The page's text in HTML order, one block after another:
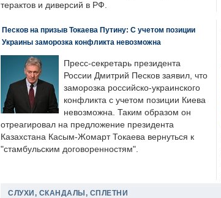
терактов и диверсий в РФ.
Песков на призыв Токаева Путину: С учетом позиции
Украины заморозка конфликта невозможна
Пресс-секретарь президента
России Дмитрий Песков заявил, что
заморозка российско-украинского
конфликта с учетом позиции Киева
невозможна. Таким образом он
отреагировал на предложение президента
Казахстана Касым-Жомарт Токаева вернуться к
"стамбульским договоренностям".
СЛУХИ, СКАНДАЛЫ, СПЛЕТНИ